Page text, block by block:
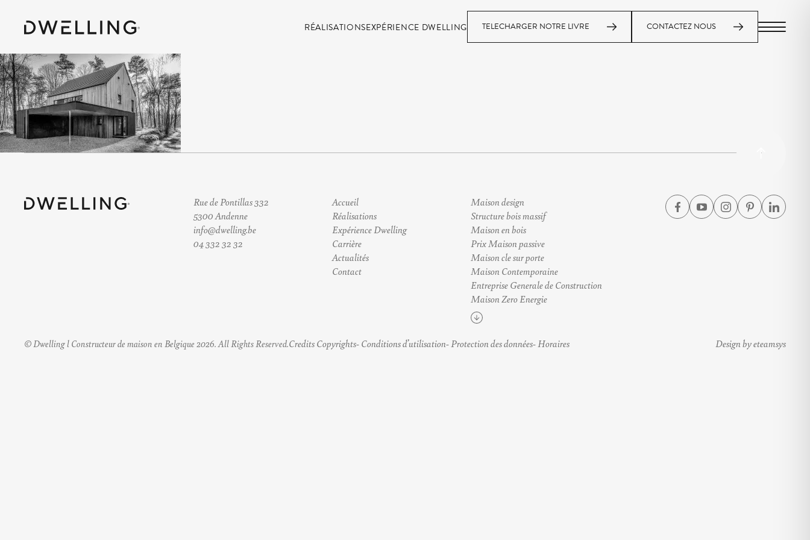
RÉALISATIONSEXPÉRIENCE DWELLING TELECHARGER NOTRE LIVRE CONTACTEZ NOUS MENU
Rue de Pontillas 332
5300 Andenne
info@dwelling.be
04 332 32 32
Accueil
Réalisations
Expérience Dwelling
Carrière
Actualités
Contact
Maison design
Structure bois massif
Maison en bois
Prix Maison passive
Maison cle sur porte
Maison Contemporaine
Entreprise Generale de Construction
Maison Zero Energie
Voir plus
© Dwelling l Constructeur de maison en Belgique 2026. All Rights Reserved.Credits Copyrights Conditions d’utilisation Protection des données Horaires Design by eteamsys